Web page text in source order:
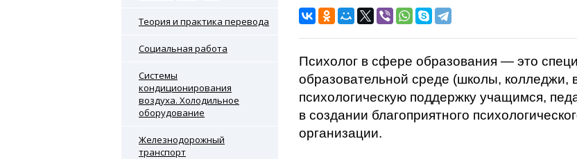
Теория и практика перевода
Социальная работа
Системы
кондиционирования
воздуха. Холодильное
оборудование
Железнодорожный
транспорт
Психолог в сфере образования — это
образовательной среде (школы, колледжи,
психологическую поддержку учащимся,
в создании благоприятного
организации.